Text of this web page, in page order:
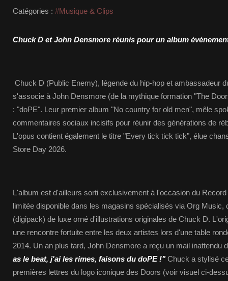
Catégories : #Musique & Clips
Chuck D et John Densmore réunis pour un album
Chuck D (Public Enemy), légende du hip-hop et ambassadeur
s'associe à John Densmore (de la mythique formation "The
: "doPE". Leur premier album "No country for old men", mêle
commentaires sociaux incisifs pour réunir des générations de
L'opus contient également le titre "Every tick tick tick", élue
Store Day 2026.
L'album est d'ailleurs sorti exclusivement à l'occasion du
limitée disponible dans les magasins spécialisés via Org Music,
(digipack) de luxe orné d'illustrations originales de Chuck D.
une rencontre fortuite entre les deux artistes lors d'une table
2014. Un an plus tard, John Densmore a reçu un mail inattendu
as le beat, j'ai les rimes, faisons du doPE !"Chuck a stylisé
premières lettres du logo iconique des Doors (voir visuel ci-